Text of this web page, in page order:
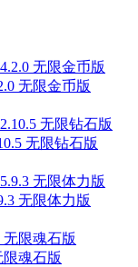
无限金币版
无限钻石版
无限体力版
魂石版